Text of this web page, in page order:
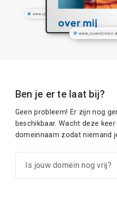
Ben je er te laat bij?
Geen probleem! Er zijn nog
beschikbaar. Wacht deze
domeinnaam zodat niemand